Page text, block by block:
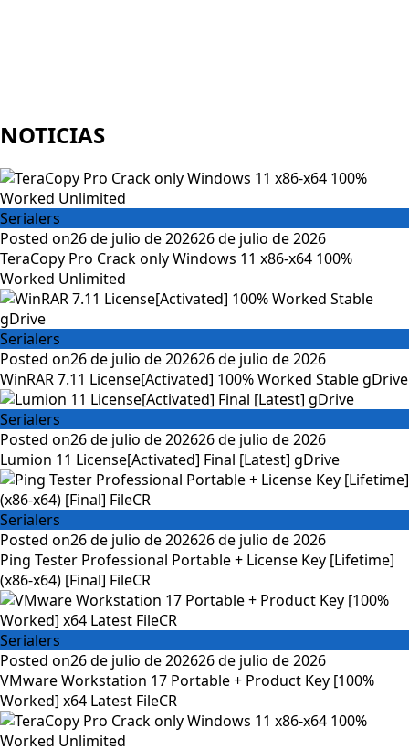
NOTICIAS
Serialers
Posted on26 de julio de 202626 de julio de 2026
TeraCopy Pro Crack only Windows 11 x86-x64 100%
Worked Unlimited
Serialers
Posted on26 de julio de 202626 de julio de 2026
WinRAR 7.11 License[Activated] 100% Worked Stable gDrive
Serialers
Posted on26 de julio de 202626 de julio de 2026
Lumion 11 License[Activated] Final [Latest] gDrive
Serialers
Posted on26 de julio de 202626 de julio de 2026
Ping Tester Professional Portable + License Key [Lifetime]
(x86-x64) [Final] FileCR
Serialers
Posted on26 de julio de 202626 de julio de 2026
VMware Workstation 17 Portable + Product Key [100%
Worked] x64 Latest FileCR